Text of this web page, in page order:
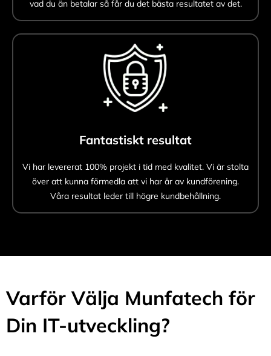
vad du än betalar så får du det bästa resultatet av det.
Fantastiskt resultat
Vi har levererat 100% projekt i tid med kvalitet. Vi är stolta
över att kunna förmedla att vi har år av kundförening.
Våra resultat leder till högre kundbehållning.
Varför Välja Munfatech för
Din IT-utveckling?